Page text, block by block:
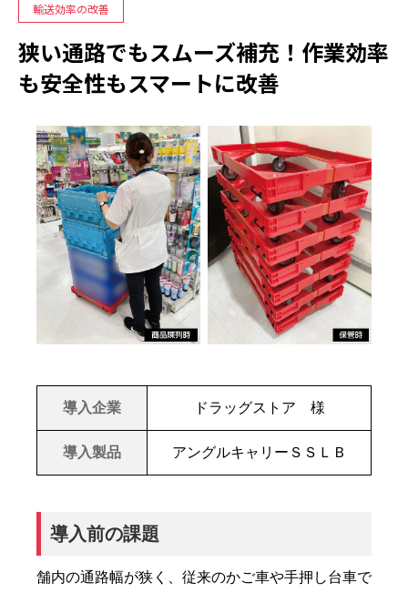
輸送効率の改善
狭い通路でもスムーズ補充！作業効率
も安全性もスマートに改善
導入企業 ドラッグストア 様
導入製品 アングルキャリーＳＳＬＢ
導入前の課題
舗内の通路幅が狭く、従来のかご車や手押し台車で